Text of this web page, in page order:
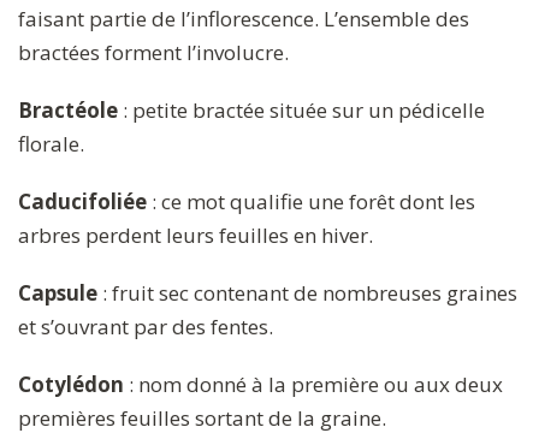
faisant partie de l’inflorescence. L’ensemble des
bractées forment l’involucre.
Bractéole : petite bractée située sur un pédicelle
florale.
Caducifoliée : ce mot qualifie une forêt dont les
arbres perdent leurs feuilles en hiver.
Capsule : fruit sec contenant de nombreuses graines
et s’ouvrant par des fentes.
Cotylédon : nom donné à la première ou aux deux
premières feuilles sortant de la graine.